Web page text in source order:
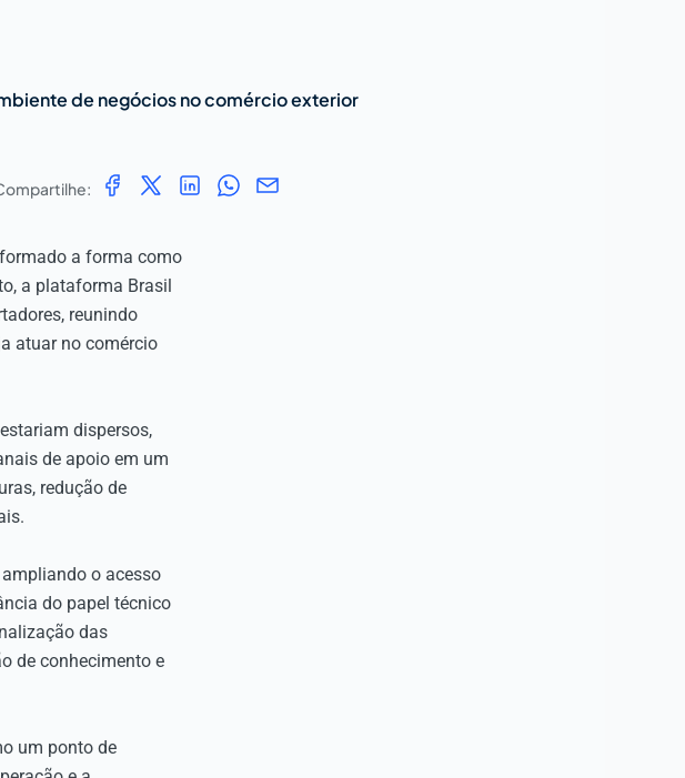
de negócios no comércio exterior
a forma como
a plataforma Brasil
reunindo
atuar no comércio
dispersos,
de apoio em um
redução de
o acesso
do papel técnico
das
de conhecimento e
um ponto de